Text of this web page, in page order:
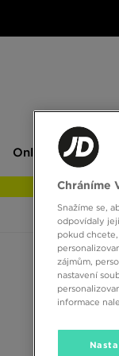
JD
Only at JD
Pánské
Chráníme
Snažíme se,
odpovídaly
pokud
zájmům,
nastavení
informace